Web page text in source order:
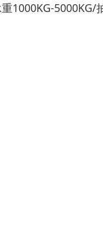
5000KG/